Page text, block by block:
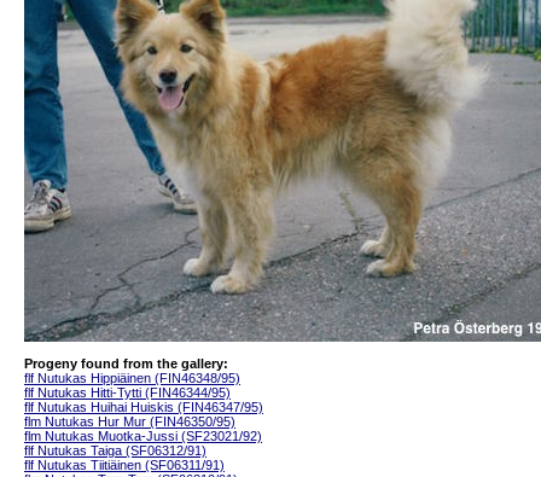
Progeny found from the gallery:
flf Nutukas Hippiäinen (FIN46348/95)
flf Nutukas Hitti-Tytti (FIN46344/95)
flf Nutukas Huihai Huiskis (FIN46347/95)
flm Nutukas Hur Mur (FIN46350/95)
flm Nutukas Muotka-Jussi (SF23021/92)
flf Nutukas Taiga (SF06312/91)
flf Nutukas Tiitiäinen (SF06311/91)